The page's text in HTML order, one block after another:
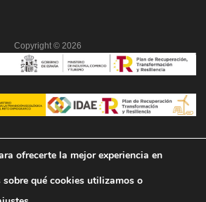
Copyright © 2026
ofrecerte la mejor experiencia en
sobre qué cookies utilizamos o